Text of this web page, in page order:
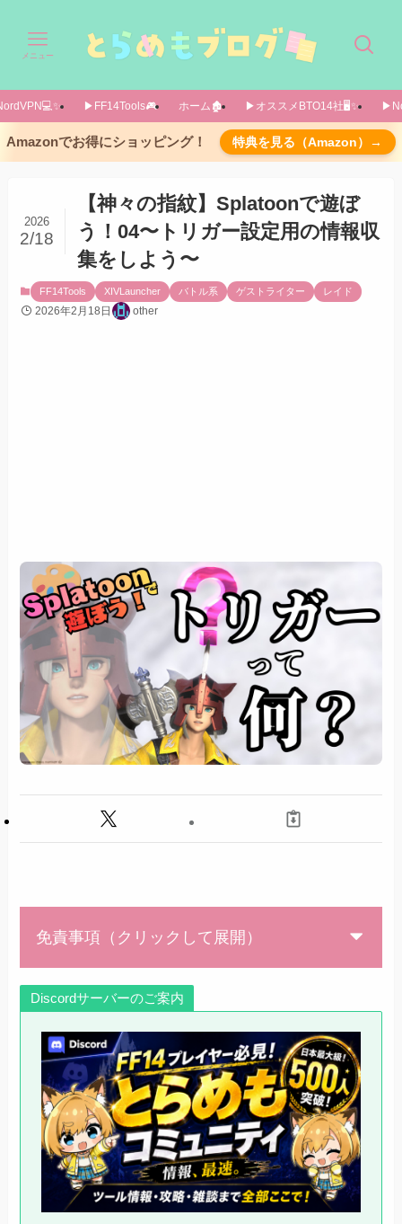
メニュー
▶FF14Tools🎮️ ホーム🏚️ ▶オススメBTO14社🖥️✨️
Amazonでお得にショッピング！ 特典を見る（Amazon）→
【神々の指紋】Splatoonで遊ぼ
う！04〜トリガー設定用の情報収
集をしよう〜
2026
2/18
FF14Tools XIVLauncher バトル系 ゲストライター レイド
2026年2月18日 other
免責事項（クリックして展開）
Discordサーバーのご案内
次回予告
簡易フローチャート
3種のかたちを作れるようにはなったけど
呼称の再定義
よく使うトリガー解説
『狭義のトリガー』
CastID
VFX
buff
MapEffect
ActionEffect
結局のところ・・・・
ログの探し方
ログ画面を別窓に分けて表示したい